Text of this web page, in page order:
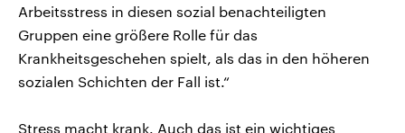
Arbeitsstress in diesen sozial benachteiligten
Gruppen eine größere Rolle für das
Krankheitsgeschehen spielt, als das in den höheren
sozialen Schichten der Fall ist.“
Stress macht krank. Auch das ist ein wichtiges